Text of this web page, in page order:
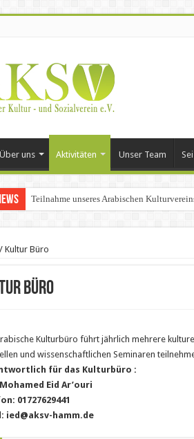
Über uns Aktivitäten Unser Team
Teilnahme unseres Arabischen
/ Kultur Büro
Büro
Kulturbüro führt jährlich mehrere
und wissenschaftlichen Seminaren
für das Kulturbüro :
Eid Ar’ouri
01727629441
ied@aksv-hamm.de